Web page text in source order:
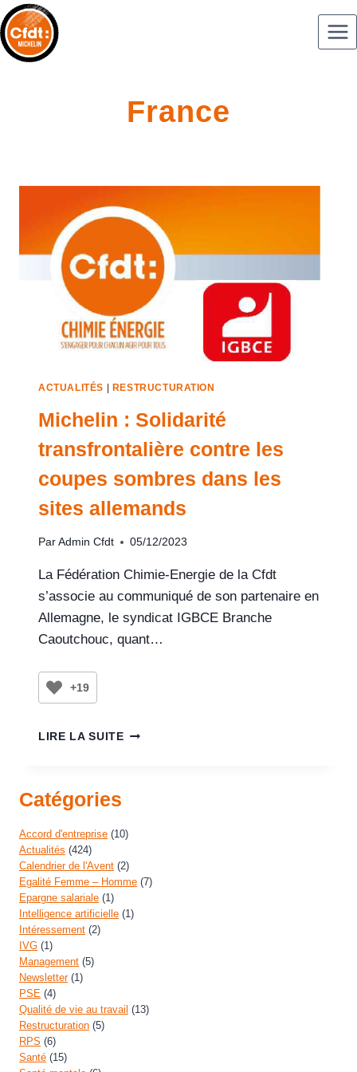
France
ACTUALITÉS | RESTRUCTURATION
Michelin : Solidarité
transfrontalière contre les
coupes sombres dans les
sites allemands
Par Admin Cfdt 05/12/2023
La Fédération Chimie-Energie de la Cfdt
s’associe au communiqué de son partenaire en
Allemagne, le syndicat IGBCE Branche
Caoutchouc, quant…
+19
LIRE LA SUITE
Catégories
Accord d'entreprise (10)
Actualités (424)
Calendrier de l'Avent (2)
Egalité Femme – Homme (7)
Epargne salariale (1)
Intelligence artificielle (1)
Intéressement (2)
IVG (1)
Management (5)
Newsletter(1)
PSE (4)
Qualité de vie au travail (13)
Restructuration (5)
RPS (6)
Santé (15)